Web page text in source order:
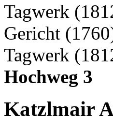
Tagwerk
Gericht
Tagwerk
Hochweg 3
Katzlmair